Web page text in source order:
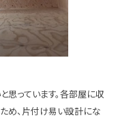
思っています。各部屋に収
め、片付け易い設計にな